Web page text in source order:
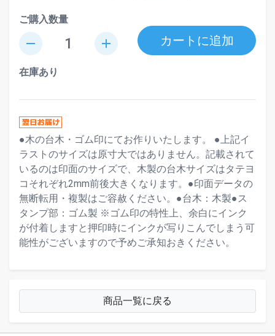
ご購入数量
remove add カートに追加
在庫あり
●木の台木・ゴム印にてお作りいたします。 ●上記イ
ラストのサイズは原寸大ではありません。記載されて
いるのは印面のサイズで、木製の台木サイズはタテヨ
コそれぞれ2mm前後大きくなります。●印面データの
無断転用・複製はご容赦ください。●台木：木製●ス
タンプ部：ゴム製 ※ゴム印の特性上、余白にインク
が付着しますと押印時にインクが写りこんでしまう可
能性がございますので予めご承知おきください。
商品一覧に戻る